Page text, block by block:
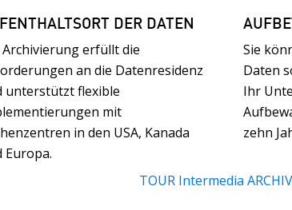
DER DATEN
Archivierung erfüllt die
an die Datenresidenz
unterstützt flexible
mit
in den USA, Kanada
Europa.
Sie
Daten
Ihr
zehn
TOUR Intermedia